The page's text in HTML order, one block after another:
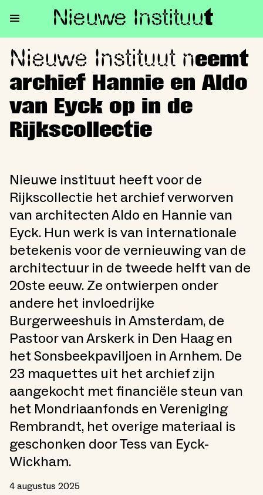
Nieuwe Instituut
Nieuwe Instituut neemt
Nieuwe Instituut neemt
archief Hannie en Aldo
van Eyck op in de
Rijkscollectie
Nieuwe instituut heeft voor de
Rijkscollectie het archief verworven
van architecten Aldo en Hannie van
Eyck. Hun werk is van internationale
betekenis voor de vernieuwing van de
architectuur in de tweede helft van de
20ste eeuw. Ze ontwierpen onder
andere het invloedrijke
Burgerweeshuis in Amsterdam, de
Pastoor van Arskerk in Den Haag en
het Sonsbeekpaviljoen in Arnhem. De
23 maquettes uit het archief zijn
aangekocht met financiële steun van
het Mondriaanfonds en Vereniging
Rembrandt, het overige materiaal is
geschonken door Tess van Eyck-
Wickham.
4 augustus 2025